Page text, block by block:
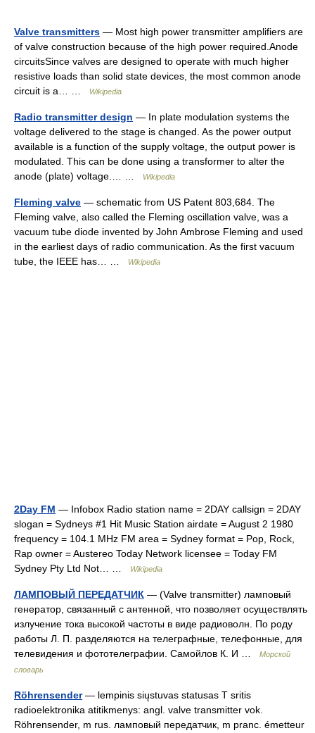
Valve transmitters — Most high power transmitter amplifiers are
of valve construction because of the high power required.Anode
circuitsSince valves are designed to operate with much higher
resistive loads than solid state devices, the most common anode
circuit is a… …
Wikipedia
Radio transmitter design — In plate modulation systems the
voltage delivered to the stage is changed. As the power output
available is a function of the supply voltage, the output power is
modulated. This can be done using a transformer to alter the
anode (plate) voltage.… …
Wikipedia
Fleming valve — schematic from US Patent 803,684. The
Fleming valve, also called the Fleming oscillation valve, was a
vacuum tube diode invented by John Ambrose Fleming and used
in the earliest days of radio communication. As the first vacuum
tube, the IEEE has… …
Wikipedia
2Day FM — Infobox Radio station name = 2DAY callsign = 2DAY
slogan = Sydneys #1 Hit Music Station airdate = August 2 1980
frequency = 104.1 MHz FM area = Sydney format = Pop, Rock,
Rap owner = Austereo Today Network licensee = Today FM
Sydney Pty Ltd Not… …
Wikipedia
ЛАМПОВЫЙ ПЕРЕДАТЧИК — (Valve transmitter) ламповый
генератор, связанный с антенной, что позволяет осуществлять
излучение тока высокой частоты в виде радиоволн. По роду
работы Л. П. разделяются на телеграфные, телефонные, для
телевидения и фототелеграфии. Самойлов К. И …
Морской
словарь
Röhrensender— lempinis siųstuvas statusas T sritis
radioelektronika atitikmenys: angl. valve transmitter vok.
Röhrensender, m rus. ламповый передатчик, m pranc. émetteur